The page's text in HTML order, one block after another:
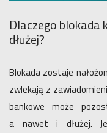
Dlaczego
dłużej?
Blokada zostaje
zwlekają z
bankowe może
a nawet i dłużej.